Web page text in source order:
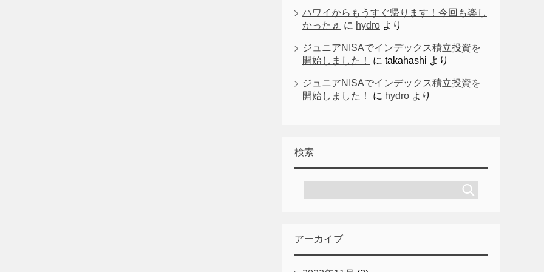
ハワイからもうすぐ帰ります！今回も楽し
かった♬
に hydro より
ジュニアNISAでインデックス積立投資を
開始しました！
に takahashi より
ジュニアNISAでインデックス積立投資を
開始しました！
に hydro より
検索
アーカイブ